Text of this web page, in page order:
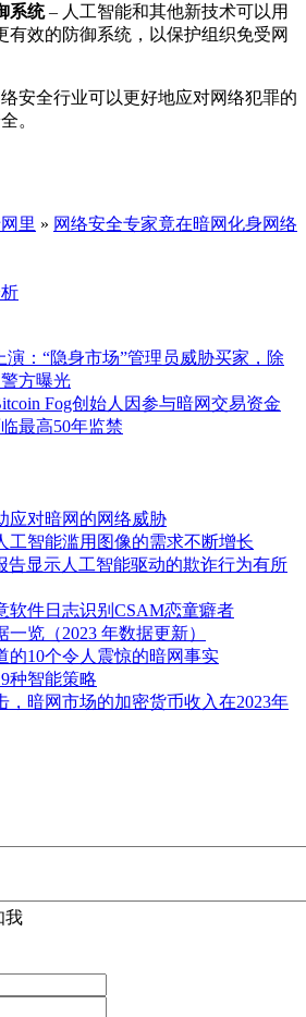
系统– 人工智能和其他新技术可以用
有效的防御系统，以保护组织免受网
安全行业可以更好地应对网络犯罪的
。
里 » 网络安全专家竟在暗网化身网络
：“隐身市场”管理员威胁买家，除
方曝光
Fog创始人因参与暗网交易资金
最高50年监禁
应对暗网的网络威胁
工智能滥用图像的需求不断增长
告显示人工智能驱动的欺诈行为有所
软件日志识别CSAM恋童癖者
览（2023 年数据更新）
的10个令人震惊的暗网事实
种智能策略
，暗网市场的加密货币收入在2023年
我